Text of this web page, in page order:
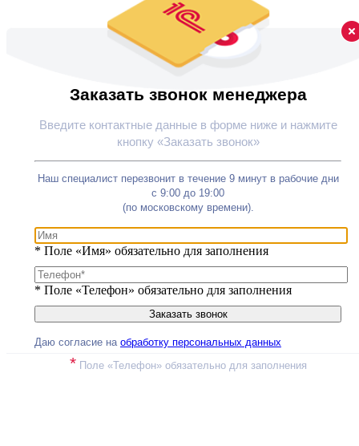
Заказать звонок менеджера
Введите контактные данные в форме ниже и нажмите
кнопку «Заказать звонок»
Наш специалист перезвонит в течение 9 минут в рабочие дни
с 9:00 до 19:00
(по московскому времени).
* Поле «Имя» обязательно для заполнения
* Поле «Телефон» обязательно для заполнения
Даю согласие на обработку персональных данных
*Поле «Телефон» обязательно для заполнения